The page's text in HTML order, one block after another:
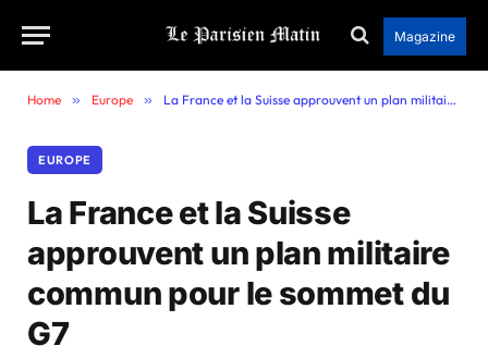
Magazine
Home » Europe » La France et la Suisse approuvent un plan militaire commun pour le sommet du G7
EUROPE
La France et la Suisse
approuvent un plan militaire
commun pour le sommet du
G7